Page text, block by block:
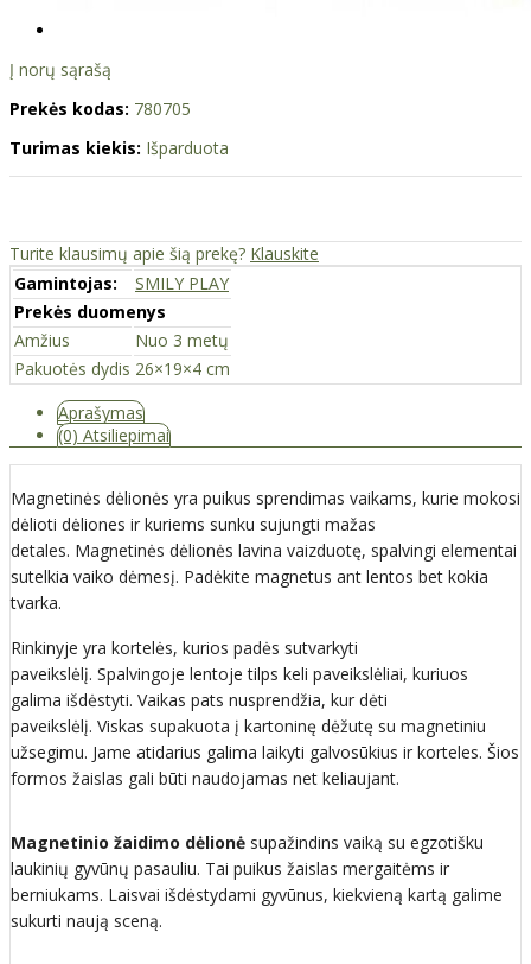
Į norų sąrašą
Prekės kodas: 780705
Turimas kiekis: Išparduota
Turite klausimų apie šią prekę? Klauskite
Gamintojas:
SMILY PLAY
Prekės duomenys
Amžius
Nuo 3 metų
Pakuotės dydis 26×19×4 cm
Aprašymas
(0) Atsiliepimai
Magnetinės dėlionės yra puikus sprendimas vaikams, kurie mokosi
dėlioti dėliones ir kuriems sunku sujungti mažas
detales. Magnetinės dėlionės lavina vaizduotę, spalvingi elementai
sutelkia vaiko dėmesį. Padėkite magnetus ant lentos bet kokia
tvarka.
Rinkinyje yra kortelės, kurios padės sutvarkyti
paveikslėlį. Spalvingoje lentoje tilps keli paveikslėliai, kuriuos
galima išdėstyti. Vaikas pats nusprendžia, kur dėti
paveikslėlį. Viskas supakuota į kartoninę dėžutę su magnetiniu
užsegimu. Jame atidarius galima laikyti galvosūkius ir korteles. Šios
formos žaislas gali būti naudojamas net keliaujant.
Magnetinio žaidimo dėlionė supažindins vaiką su egzotišku
laukinių gyvūnų pasauliu. Tai puikus žaislas mergaitėms ir
berniukams. Laisvai išdėstydami gyvūnus, kiekvieną kartą galime
sukurti naują sceną.